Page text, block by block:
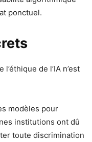
ponctuel.
de l’IA n’est
modèles pour
institutions ont dû
toute discrimination